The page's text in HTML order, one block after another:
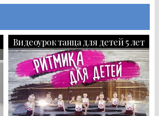
Видеоурок танца для детей 5 лет